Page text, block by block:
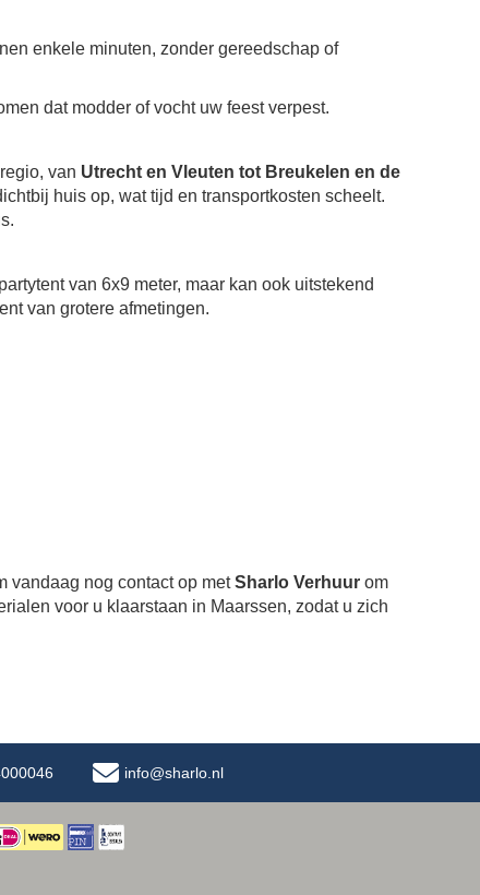
enkele minuten, zonder gereedschap of
dat modder of vocht uw feest verpest.
van Utrecht en Vleuten tot Breukelen en de
huis op, wat tijd en transportkosten scheelt.
van 6x9 meter, maar kan ook uitstekend
van grotere afmetingen.
vandaag nog contact op metSharlo Verhuur om
voor u klaarstaan in Maarssen, zodat u zich
info@sharlo.nl